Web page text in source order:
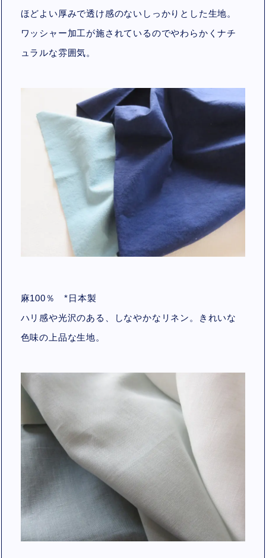
ほどよい厚みで透け感のないしっかりとした生地。
ワッシャー加工が施されているのでやわらかくナチ
ュラルな雰囲気。
麻100％*日本製
ハリ感や光沢のある、しなやかなリネン。きれいな
色味の上品な生地。